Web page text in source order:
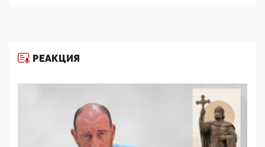
11:53, 09 Июня 2026
деятельность ИИТО ЮНЕСКО в России, но
цифроглобалисты продолжают определять
повестку в образовании
09:43, 01 Июня 2026
5G за счет здоровья граждан: Минцифры намерено
РЕАКЦИЯ